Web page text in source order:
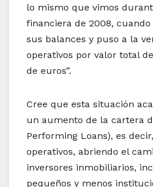
lo mismo que vimos
financiera de 2008,
sus balances y puso a la
operativos por valor total
de euros”.
Cree que esta situación
un aumento de la cartera
Performing Loans), es
operativos, abriendo el
inversores inmobiliarios,
pequeños y menos